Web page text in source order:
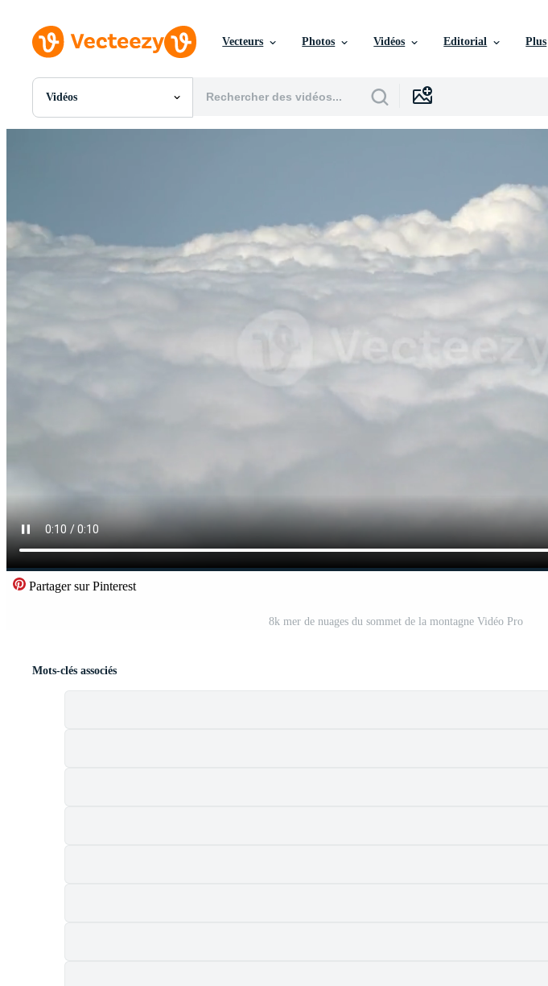
Vecteurs Photos Vidéos Editorial Plus
Vidéos
Toutes Images
Vidéos
Motion graphics
Images Éditoriales
Événements Éditoriaux
Partager sur Pinterest
8k mer de nuages du sommet de la montagne Vidéo Pro
Mots-clés associés